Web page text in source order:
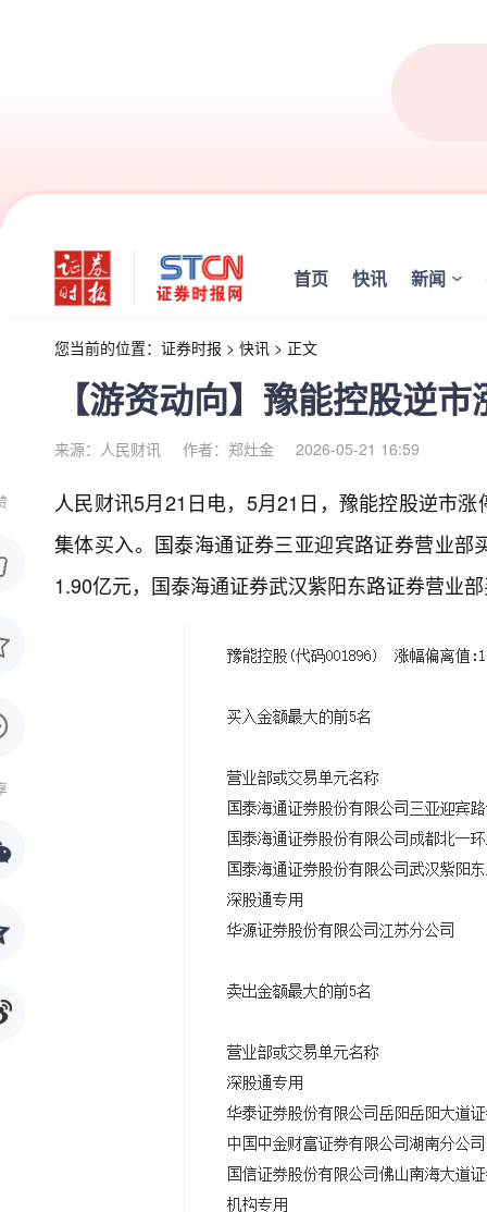
首页 快讯 新闻
您当前的位置： 证券时报 > 快讯 > 正文
【游资动向】豫能控股逆
来源：人民财讯 作者：郑灶金 2026-05-21 16:59
人民财讯5月21日电， 5月21日，豫能控股逆市
集体买入。国泰海通证券三亚迎宾路证券营业
1.90亿元，国泰海通证券武汉紫阳东路证券营业